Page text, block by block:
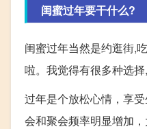
闺蜜过年要干什么?
闺蜜过年当然是约逛街,
啦。我觉得有很多种选择,
过年是个放松心情，享
会和聚会频率明显增加